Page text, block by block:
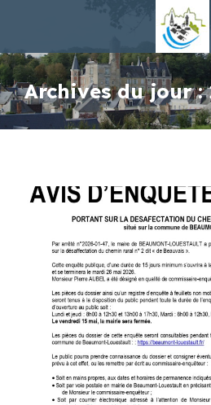
Archives du jour :